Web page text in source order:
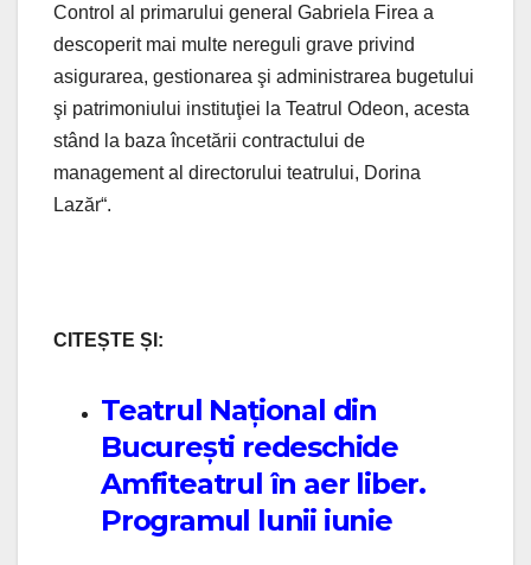
Control al primarului general Gabriela Firea a
descoperit mai multe nereguli grave privind
asigurarea, gestionarea şi administrarea bugetului
şi patrimoniului instituţiei la Teatrul Odeon, acesta
stând la baza încetării contractului de
management al directorului teatrului, Dorina
Lazăr“.
CITEȘTE ȘI:
Teatrul Național din
București redeschide
Amfiteatrul în aer liber.
Programul lunii iunie